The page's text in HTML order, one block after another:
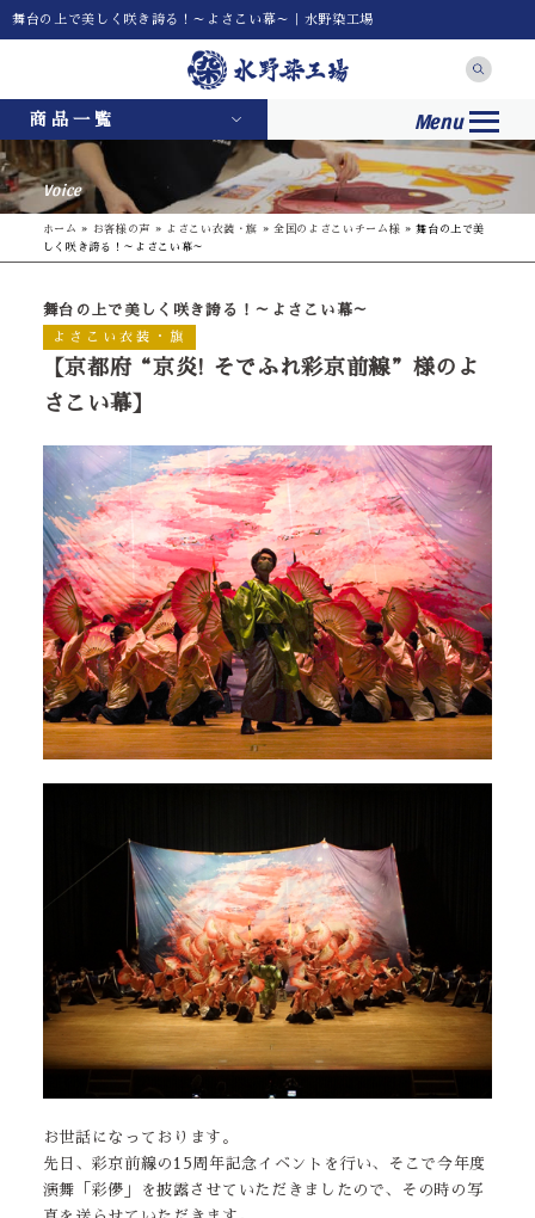
舞台の上で美しく咲き誇る！～よさこい幕～｜水野染工場
商品一覧 Menu
Voice
ホーム » お客様の声 » よさこい衣装・旗 »全国のよさこいチーム様 »舞台の上で美
しく咲き誇る！～よさこい幕～
舞台の上で美しく咲き誇る！～よさこい幕～
よさこい衣装・旗
【京都府“京炎! そでふれ彩京前線”様のよ
さこい幕】
お世話になっております。
先日、彩京前線の15周年記念イベントを行い、そこで今年度
演舞「彩儚」を披露させていただきましたので、その時の写